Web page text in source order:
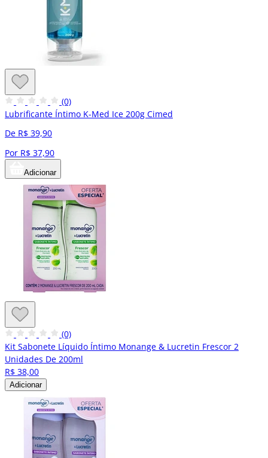
(0)
Lubrificante Íntimo K-Med Ice 200g Cimed
De R$ 39,90
Por R$ 37,90
Adicionar
(0)
Kit Sabonete Líquido Íntimo Monange & Lucretin Frescor 2
Unidades De 200ml
R$ 38,00
Adicionar